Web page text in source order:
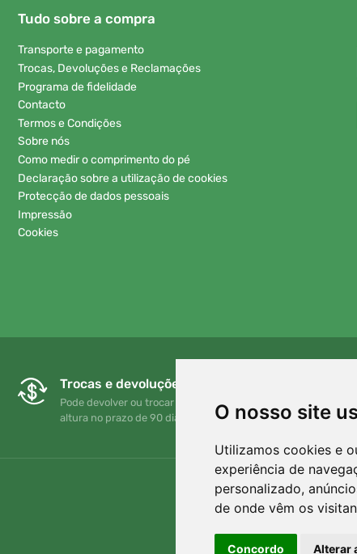
O nosso site
Utilizamos cookies e
experiência de
personalizado,
de onde vêm os
Concordo Alterar
Tudo sobre a compra
Transporte e pagamento
Trocas, Devoluções e Reclamações
Programa de fidelidade
Contacto
Termos e Condições
Sobre nós
Como medir o comprimento do pé
Declaração sobre a utilização de cookies
Protecção de dados pessoais
Impressão
Cookies
Trocas e devoluções gratuitas
Pode devolver ou trocar a sua encomenda em qualquer
altura no prazo de 90 dias